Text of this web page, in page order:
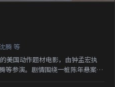
腾 等
美国动作题材电影，由钟孟宏执
等参演。剧情围绕一桩陈年悬案与